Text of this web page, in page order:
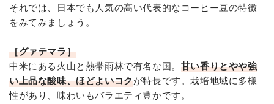
それでは、日本でも人気の高い代表的なコーヒー豆の特徴
をみてみましょう。
［グァテマラ］
中米にある火山と熱帯雨林で有名な国。 甘い香りとやや強
い上品な酸味、ほどよいコクが特長です。栽培地域に多様
性があり、味わいもバラエティ豊かです。